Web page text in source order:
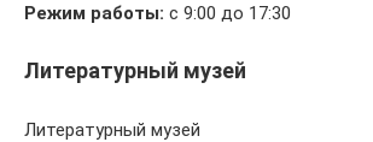
Режим работы: с 9:00 до 17:30
Литературный музей
Литературный музей